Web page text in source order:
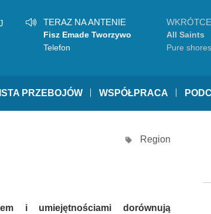
TERAZ NA ANTENIE
Fisz Emade Tworzywo
Telefon
WKRÓTCE
All Saints
Pure shores
PRZEBOJÓW WSPÓŁPRACA
Region
i umiejętnościami dorównują